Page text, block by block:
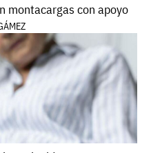
montacargas con apoyo